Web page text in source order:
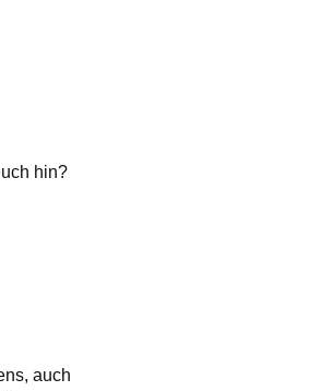
hin?
auch